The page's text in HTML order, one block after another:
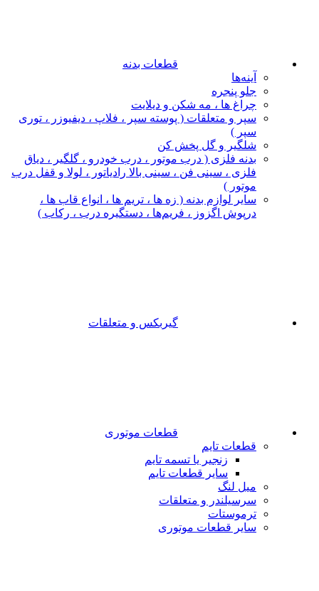
قطعات بدنه
آینه‌ها
جلو پنجره
چراغ‌ ها ، مه‌ شکن و دیلایت
سپر و متعلقات ( پوسته سپر ، فلاپ ، دیفیوزر ، توری
سپر )
شلگیر و گل‌ پخش‌ کن
بدنه فلزی ( درب موتور ، درب خودرو ، گلگیر ، دیاق
فلزی ، سینی فن ، سینی بالا رادیاتور ، لولا و قفل درب
موتور )
سایر لوازم بدنه ( زه ها ، تریم ها ، انواع قاب ها ،
درپوش اگزوز ، فریم‌ها ، دستگیره درب ، رکاب )
گیربکس و متعلقات
قطعات موتوری
قطعات تایم
زنجیر یا تسمه تایم
سایر قطعات تایم
میل لنگ
سرسیلندر و متعلقات
ترموستات
سایر قطعات موتوری